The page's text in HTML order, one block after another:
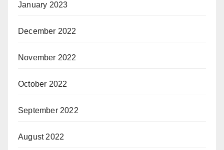
January 2023
December 2022
November 2022
October 2022
September 2022
August 2022